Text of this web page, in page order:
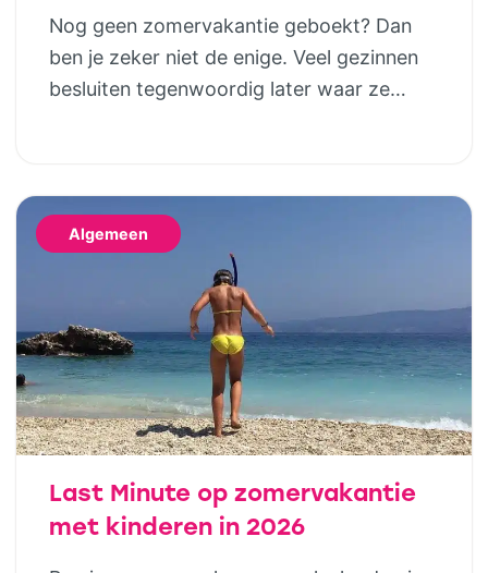
Vodatent en Tendi
Nog geen zomervakantie geboekt? Dan
ben je zeker niet de enige. Veel gezinnen
besluiten tegenwoordig later waar ze
niet helemaal bij jullie past. Wie houdt van
het buitenleven, maar niet wil slepen met
Algemeen
Last Minute op zomervakantie
met kinderen in 2026